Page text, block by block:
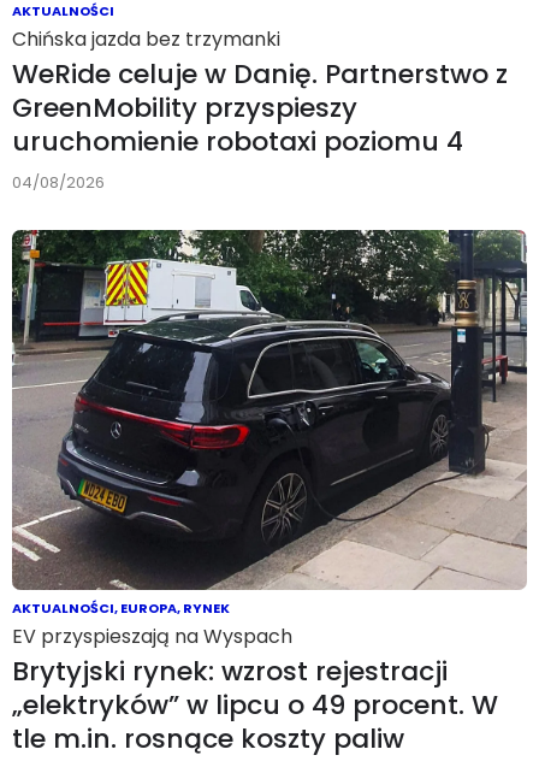
AKTUALNOŚCI
Chińska jazda bez trzymanki
WeRide celuje w Danię. Partnerstwo z
GreenMobility przyspieszy
uruchomienie robotaxi poziomu 4
04/08/2026
AKTUALNOŚCI,EUROPA,RYNEK
EV przyspieszają na Wyspach
Brytyjski rynek: wzrost rejestracji
„elektryków” w lipcu o 49 procent. W
tle m.in. rosnące koszty paliw